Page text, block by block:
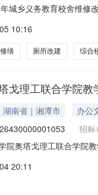
城乡义务教育校舍维修
该项目的施工进行公开
10:16
缮 厕所改建 综合
戈理工联合学院
湖南省｜湘潭市 办公
招标
院奥塔戈理工联合学院
前制作并上传数据电文
1、采购项目编号：CGXM
20:11